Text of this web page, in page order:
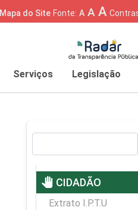
Mapa do Site Fonte: A A A
Serviços Legislação
pan_tool CIDADÃO
Extrato I.P.T.U